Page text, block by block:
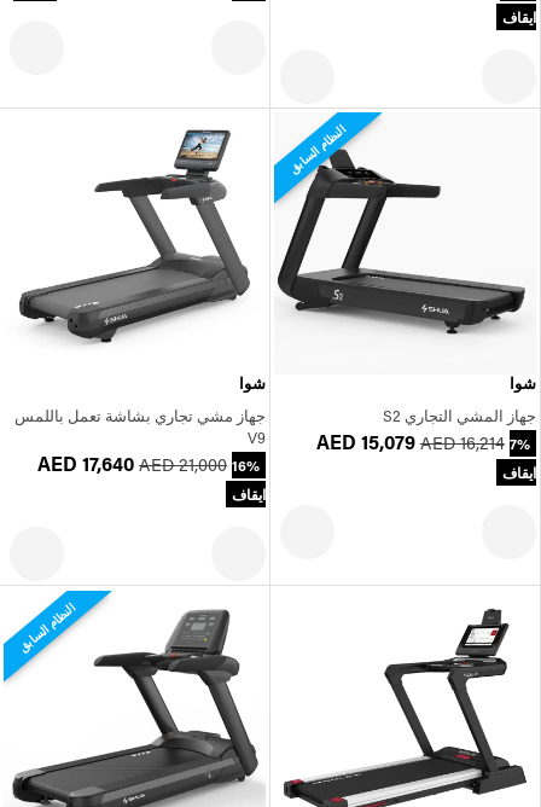
ايقاف
النظام السابق
شوا
جهاز المشي التجاري S2
AED 15,079 AED 16,214 7%
ايقاف
شوا
جهاز مشي تجاري بشاشة تعمل باللمس
V9
AED 17,640 AED 21,000 16%
ايقاف
النظام السابق